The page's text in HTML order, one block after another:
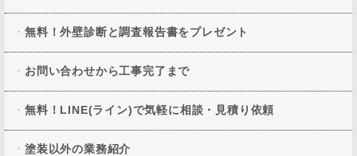
無料！外壁診断と調査報告書をプレゼント
お問い合わせから工事完了まで
無料！LINE(ライン)で気軽に相談・見積り依頼
塗装以外の業務紹介